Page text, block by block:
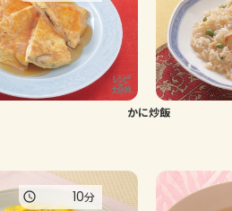
AJINOMOTO PARK とは
かに炒飯
10分